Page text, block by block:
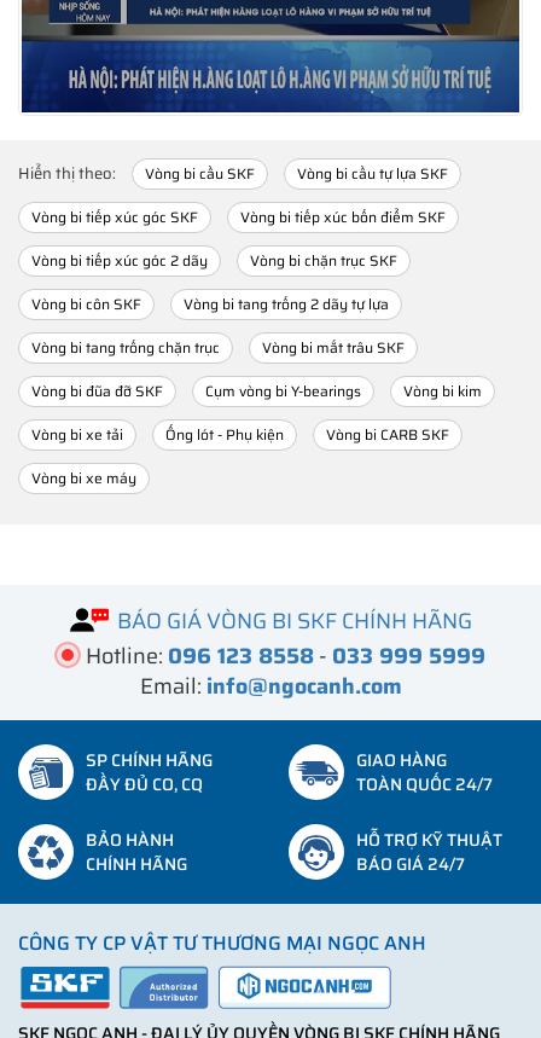
Hiển thị theo: Vòng bi cầu SKF
Vòng bi cầu tự lựa SKF
Vòng bi tiếp xúc góc SKF
Vòng bi tiếp xúc bốn điểm SKF
Vòng bi tiếp xúc góc 2 dãy
Vòng bi chặn trục SKF
Vòng bi côn SKF
Vòng bi tang trống 2 dãy tự lựa
Vòng bi tang trống chặn trục
Vòng bi mắt trâu SKF
Vòng bi đũa đỡ SKF
Cụm vòng bi Y-bearings
Vòng bi kim
Vòng bi xe tải
Ống lót - Phụ kiện
Vòng bi CARB SKF
Vòng bi xe máy
BÁO GIÁ VÒNG BI SKF CHÍNH HÃNG
Hotline: 096 123 8558- 033 999 5999
Email: info@ngocanh.com
SP CHÍNH HÃNG
ĐẦY ĐỦ CO, CQ
GIAO HÀNG
TOÀN QUỐC 24/7
BẢO HÀNH
CHÍNH HÃNG
HỖ TRỢ KỸ THUẬT
BÁO GIÁ 24/7
CÔNG TY CP VẬT TƯ THƯƠNG MẠI NGỌC ANH